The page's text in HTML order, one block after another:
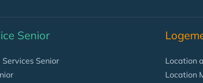
Senior
Senior
Location
Location